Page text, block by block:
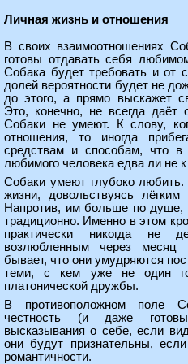
Личная жизнь и отношения
В своих взаимоотношениях
готовы отдавать себя
Собака будет требовать и от
долей вероятности будет не
до этого, а прямо выскажет
Это, конечно, не всегда
Собаки не умеют. К слову,
отношения, то иногда
средствам и способам, что в
любимого человека едва ли не к
Собаки умеют глубоко
жизни, довольствуясь
Напротив, им больше по душе,
традиционно. Именно в этом
практически никогда не
возлюбленным через месяц
бывает, что они умудряются
теми, с кем уже не один
платонической дружбы.
В противоположном поле
честность (и даже
высказывания о себе, если
они будут признательны,
романтичности.